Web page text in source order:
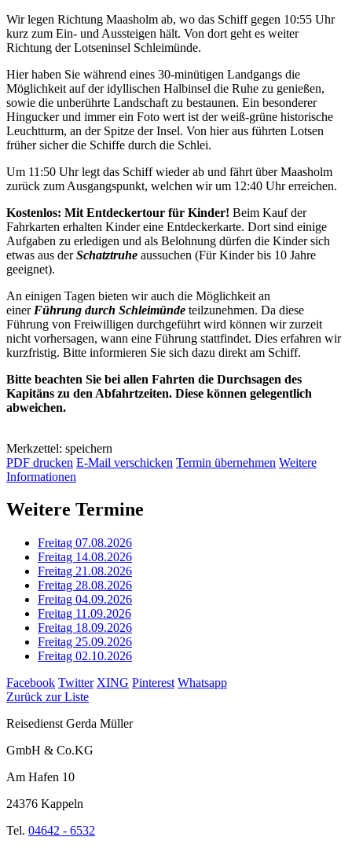
Wir legen Richtung Maasholm ab, wo das Schiff gegen 10:55 Uhr
kurz zum Ein- und Aussteigen hält. Von dort geht es weiter
Richtung der Lotseninsel Schleimünde.
Hier haben Sie während eines 30-minütigen Landgangs die
Möglichkeit auf der idyllischen Halbinsel die Ruhe zu genießen,
sowie die unberührte Landschaft zu bestaunen. Ein besonderer
Hingucker und immer ein Foto wert ist der weiß-grüne historische
Leuchtturm, an der Spitze der Insel. Von hier aus führten Lotsen
früher sicher die Schiffe durch die Schlei.
Um 11:50 Uhr legt das Schiff wieder ab und fährt über Maasholm
zurück zum Ausgangspunkt, welchen wir um 12:40 Uhr erreichen.
Kostenlos: Mit Entdeckertour für Kinder! Beim Kauf der
Fahrkarten erhalten Kinder eine Entdeckerkarte. Dort sind einige
Aufgaben zu erledigen und als Belohnung dürfen die Kinder sich
etwas aus derSchatztruhe aussuchen (Für Kinder bis 10 Jahre
geeignet).
An einigen Tagen bieten wir auch die Möglichkeit an
einer Führung durch Schleimünde teilzunehmen. Da diese
Führung von Freiwilligen durchgeführt wird können wir zurzeit
nicht vorhersagen, wann eine Führung stattfindet. Dies erfahren wir
kurzfristig. Bitte informieren Sie sich dazu direkt am Schiff.
Bitte beachten Sie bei allen Fahrten die Durchsagen des
Kapitäns zu den Abfahrtzeiten. Diese können gelegentlich
abweichen.
Merkzettel: speichern
PDF drucken E-Mail verschicken Termin übernehmen Weitere
Informationen
Weitere Termine
Freitag 07.08.2026
Freitag 14.08.2026
Freitag 21.08.2026
Freitag 28.08.2026
Freitag 04.09.2026
Freitag 11.09.2026
Freitag 18.09.2026
Freitag 25.09.2026
Freitag 02.10.2026
Facebook Twitter XING Pinterest Whatsapp
Zurück zur Liste
Reisedienst Gerda Müller
GmbH & Co.KG
Am Hafen 10
24376 Kappeln
Tel. 04642 - 6532